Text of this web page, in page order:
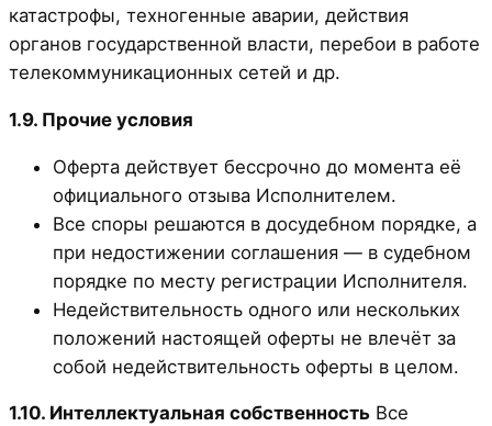
катастрофы, техногенные аварии, действия
органов государственной власти, перебои в работе
телекоммуникационных сетей и др.
1.9. Прочие условия
Оферта действует бессрочно до момента её
официального отзыва Исполнителем.
Все споры решаются в досудебном порядке, а
при недостижении соглашения — в судебном
порядке по месту регистрации Исполнителя.
Недействительность одного или нескольких
положений настоящей оферты не влечёт за
собой недействительность оферты в целом.
1.10. Интеллектуальная собственность Все